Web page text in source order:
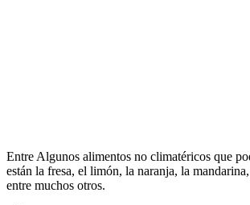
Entre Algunos alimentos no climatéricos que
están la fresa, el limón, la naranja, la
entre muchos otros.